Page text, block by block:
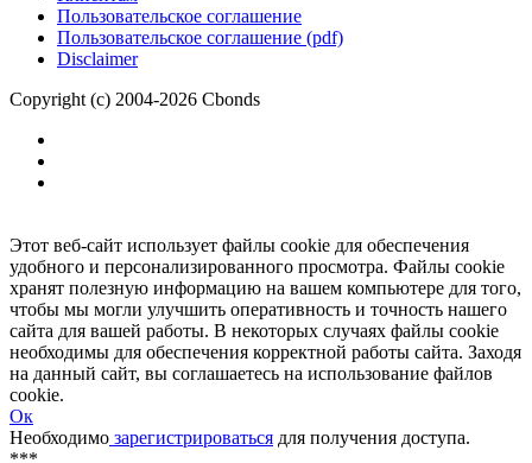
Размещение рекламы
Обратная связь
Пользовательское соглашение
Copyright (c) 2004-2026 Cbonds
Этот веб-сайт использует файлы cookie для обеспечения
удобного и персонализированного просмотра. Файлы cookie
хранят полезную информацию на вашем компьютере для того,
чтобы мы могли улучшить оперативность и точность нашего
сайта для вашей работы. В некоторых случаях файлы cookie
необходимы для обеспечения корректной работы сайта. Заходя
на данный сайт, вы соглашаетесь на использование файлов